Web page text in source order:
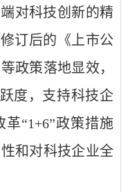
对科技创新的精
订后的《上市公
政策落地显效，
度，支持科技企
“1+6”政策措施
和对科技企业全